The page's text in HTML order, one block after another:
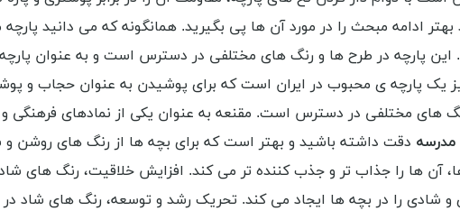
بهتر ادامه مبحث را در مورد آن ها پی بگیرید. همانگونه که می دانید
پارچه در طرح ها و رنگ های مختلفی در دسترس است و به عنوان
پارچه ی محبوب در ایران است که برای پوشیدن به عنوان حجاب و
های مختلفی در دسترس است. مقنعه به عنوان یکی از نمادهای فرهنگی و
مدرسه دقت داشته باشید و بهتر است که برای بچه ها از رنگ های روشن و
ها را جذاب تر و جذب کننده تر می کند. افزایش خلاقیت، رنگ های
را در بچه ها ایجاد می کند. تحریک رشد و توسعه، رنگ های شاد در